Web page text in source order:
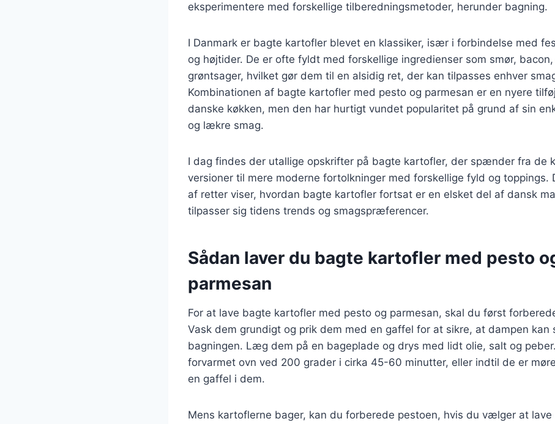
eksperimentere med forskellige tilberedningsmetoder, herunder bagning.
I Danmark er bagte kartofler blevet en klassiker, især i forbindelse med
og højtider. De er ofte fyldt med forskellige ingredienser som smør,
grøntsager, hvilket gør dem til en alsidig ret, der kan tilpasses enhver
Kombinationen af bagte kartofler med pesto og parmesan er en nyere
danske køkken, men den har hurtigt vundet popularitet på grund af sin
og lækre smag.
I dag findes der utallige opskrifter på bagte kartofler, der spænder fra de
versioner til mere moderne fortolkninger med forskellige fyld og toppings.
af retter viser, hvordan bagte kartofler fortsat er en elsket del af dansk
tilpasser sig tidens trends og smagspræferencer.
Sådan laver du bagte kartofler med pesto
parmesan
For at lave bagte kartofler med pesto og parmesan, skal du først
Vask dem grundigt og prik dem med en gaffel for at sikre, at dampen kan
bagningen. Læg dem på en bageplade og drys med lidt olie, salt og
forvarmet ovn ved 200 grader i cirka 45-60 minutter, eller indtil de er
en gaffel i dem.
Mens kartoflerne bager, kan du forberede pestoen, hvis du vælger at lave